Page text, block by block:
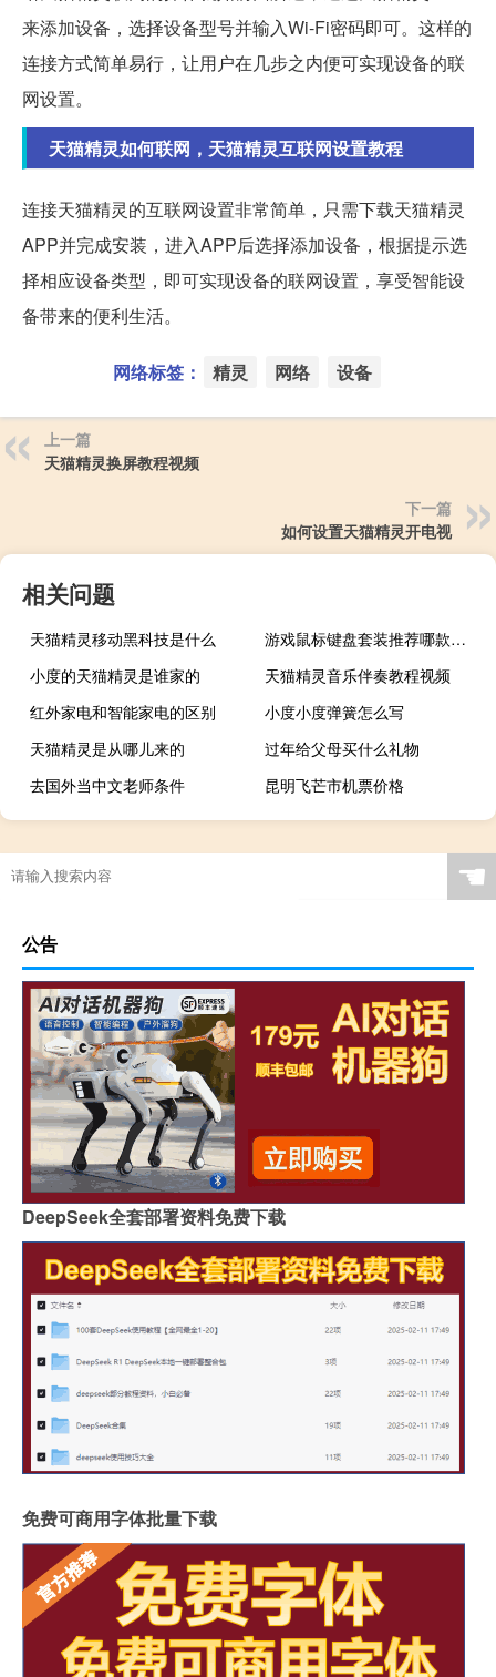
来添加设备，选择设备型号并输入Wi-Fi密码即可。这样的
连接方式简单易行，让用户在几步之内便可实现设备的联
网设置。
天猫精灵如何联网，天猫精灵互联网设置教程
连接天猫精灵的互联网设置非常简单，只需下载天猫精灵
APP并完成安装，进入APP后选择添加设备，根据提示选
择相应设备类型，即可实现设备的联网设置，享受智能设
备带来的便利生活。
网络标签： 精灵 网络 设备
上一篇
天猫精灵换屏教程视频
下一篇
如何设置天猫精灵开电视
相关问题
天猫精灵移动黑科技是什么
游戏鼠标键盘套装推荐哪款好（游戏鼠标键盘）
小度的天猫精灵是谁家的
天猫精灵音乐伴奏教程视频
红外家电和智能家电的区别
小度小度弹簧怎么写
天猫精灵是从哪儿来的
过年给父母买什么礼物
去国外当中文老师条件
昆明飞芒市机票价格
☚
公告
DeepSeek全套部署资料免费下载
免费可商用字体批量下载